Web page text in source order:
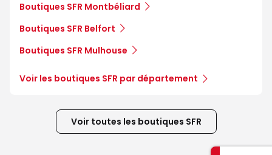
Boutiques SFR Montbéliard
Boutiques SFR Belfort
Boutiques SFR Mulhouse
Voir les boutiques SFR par département
Voir toutes les boutiques SFR